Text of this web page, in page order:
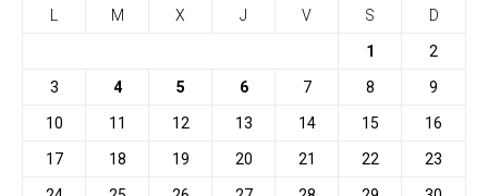
M X J V S D
1 2
3 4 5 6 7 8 9
10 11 12 13 14 15 16
17 18 19 20 21 22 23